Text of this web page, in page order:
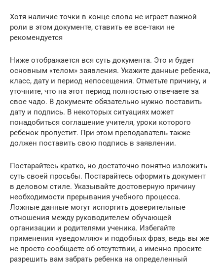
Хотя наличие точки в конце слова не играет важной
роли в этом документе, ставить ее все-таки не
рекомендуется
Ниже отображается вся суть документа. Это и будет
основным «телом» заявления. Укажите данные ребенка,
класс, дату и период непосещения. Отметьте причину, и
уточните, что на этот период полностью отвечаете за
свое чадо. В документе обязательно нужно поставить
дату и подпись. В некоторых ситуациях может
понадобиться соглашение учителя, уроки которого
ребенок пропустит. При этом преподаватель также
должен поставить свою подпись в заявлении.
Постарайтесь кратко, но достаточно понятно изложить
суть своей просьбы. Постарайтесь оформить документ
в деловом стиле. Указывайте достоверную причину
необходимости прерывания учебного процесса.
Ложные данные могут испортить доверительные
отношения между руководителем обучающей
организации и родителями ученика. Избегайте
применения «уведомляю» и подобных фраз, ведь вы же
не просто сообщаете об отсутствии, а именно просите
разрешить вам забрать ребенка на определенный